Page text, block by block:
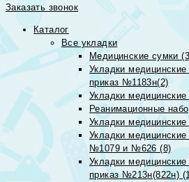
Заказать звонок
Каталог
Все укладки
Медицинские сумки
Укладки
приказ №1183н(2)
Укладки
Реанимационные
Укладки
Укладки
№1079 и №626 (8)
Укладки медицинские
приказ №213н(822н)